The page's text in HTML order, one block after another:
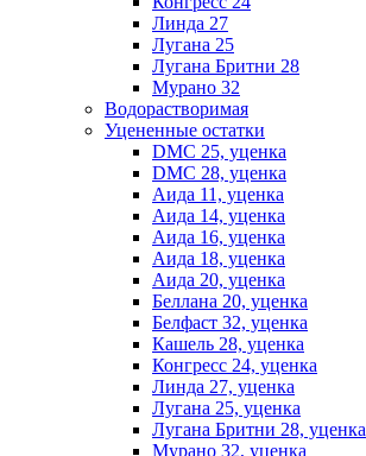
Линда 27
Лугана 25
Лугана Бритни 28
Мурано 32
Водорастворимая
Уцененные остатки
DMC 25, уценка
DMC 28, уценка
Аида 11, уценка
Аида 14, уценка
Аида 16, уценка
Аида 18, уценка
Аида 20, уценка
Беллана 20, уценка
Белфаст 32, уценка
Кашель 28, уценка
Конгресс 24, уценка
Линда 27, уценка
Лугана 25, уценка
Лугана Бритни 28, уценка
Мурано 32, уценка